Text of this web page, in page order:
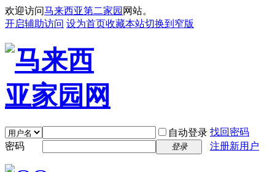
欢迎访问马来西亚第二家园 网站。
开启辅助访问 设为首页收藏本站切换到窄版
自动登录 找回密码
密码
登录 注册新用户